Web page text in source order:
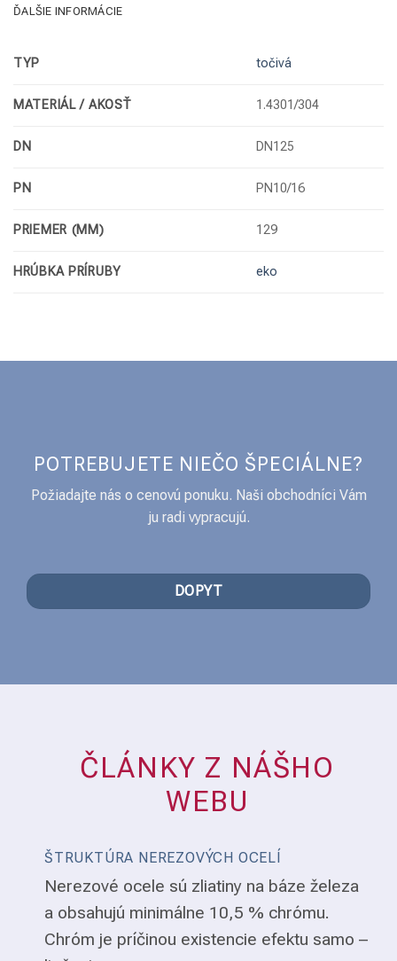
ĎALŠIE INFORMÁCIE
TYP točivá
MATERIÁL / AKOSŤ 1.4301/304
DN DN125
PN PN10/16
PRIEMER (MM) 129
HRÚBKA PRÍRUBY eko
POTREBUJETE NIEČO ŠPECIÁLNE?
Požiadajte nás o cenovú ponuku. Naši obchodníci Vám
ju radi vypracujú.
DOPYT
ČLÁNKY Z NÁŠHO
WEBU
ŠTRUKTÚRA NEREZOVÝCH OCELÍ
Nerezové ocele sú zliatiny na báze železa
a obsahujú minimálne 10,5 % chrómu.
Chróm je príčinou existencie efektu samo –